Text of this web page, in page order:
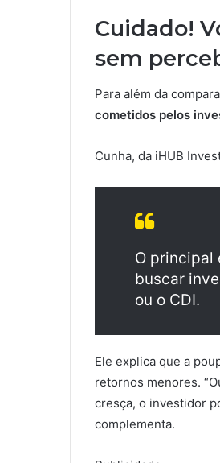
Cuidado!
sem
Para além da
cometidos pelos
Cunha, da iHUB
O principal
buscar
ou o CDI.
Ele explica que a
retornos menores.
cresça, o investidor
complementa.